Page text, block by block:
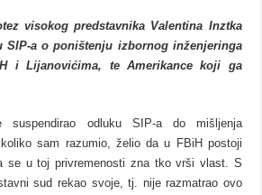
visokog predstavnika Valentina Inztka
SIP-a o poništenju izbornog inženjeringa
i Lijanovićima, te Amerikance koji ga
suspendirao odluku SIP-a do mišljenja
sam razumio, želio da u FBiH postoji
se u toj privremenosti zna tko vrši vlast. S
sud rekao svoje, tj. nije razmatrao ovo